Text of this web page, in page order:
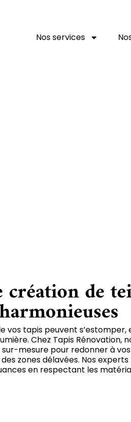
Nos services
création de
vos tapis peuvent s’estomper,
Chez Tapis Rénovation,
mesure pour redonner à
zones délavées. Nos
en respectant les